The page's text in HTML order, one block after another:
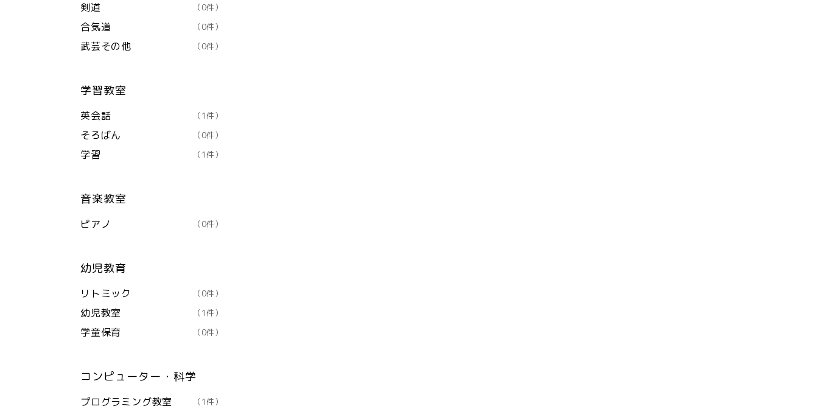
剣道 （0件）
合気道 （0件）
武芸その他 （0件）
学習教室
英会話 （1件）
そろばん （0件）
学習 （1件）
音楽教室
ピアノ （0件）
幼児教育
リトミック （0件）
幼児教室 （1件）
学童保育 （0件）
コンピューター・科学
プログラミング教室 （1件）